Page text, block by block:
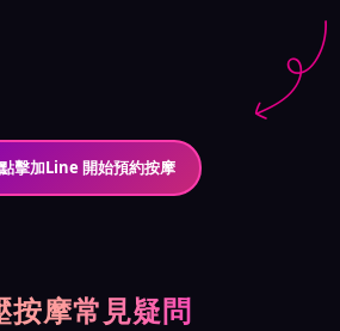
點擊加Line 開始預約按摩
按摩常見疑問